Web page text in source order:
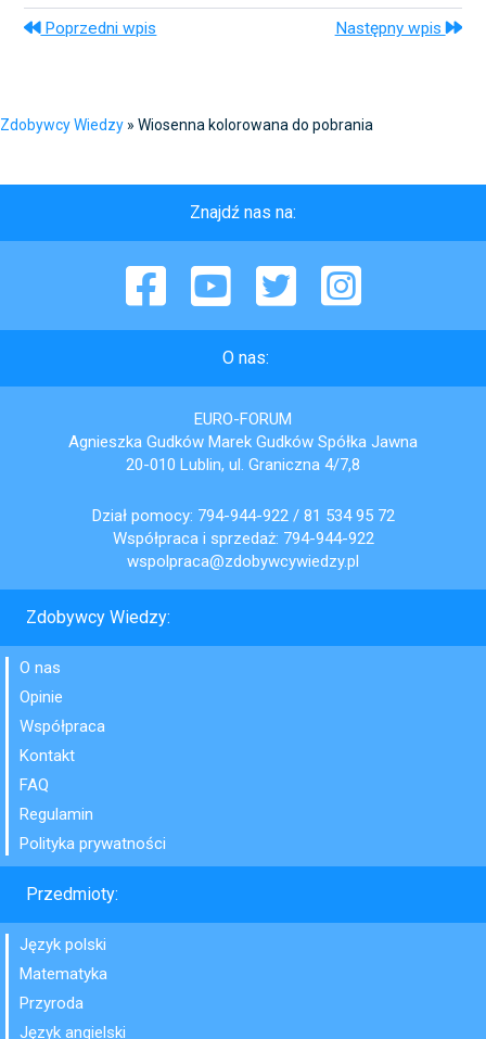
Poprzedni wpis Następny wpis
Zdobywcy Wiedzy » Wiosenna kolorowana do pobrania
Znajdź nas na:
Facebook YouTube Twitter Instagram
O nas:
EURO-FORUM
Agnieszka Gudków Marek Gudków Spółka Jawna
20-010 Lublin, ul. Graniczna 4/7,8
Dział pomocy: 794-944-922/ 81 534 95 72
Współpraca i sprzedaż: 794-944-922
wspolpraca@zdobywcywiedzy.pl
Zdobywcy Wiedzy:
O nas
Opinie
Współpraca
Kontakt
FAQ
Regulamin
Polityka prywatności
Przedmioty:
Język polski
Matematyka
Przyroda
Język angielski